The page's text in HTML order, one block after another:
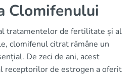
Clomifenului
tratamentelor de fertilitate și al
clomifenul citrat rămâne un
De zeci de ani, acest
receptorilor de estrogen a oferit